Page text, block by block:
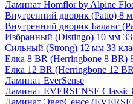
Ламинат Homflor by Alpine
Внутренний дворик (Patio) 8
Внутренний дворик Баланс
Избранный (Distingo) 10 мм 33
Сильный (Strong) 12 мм 33
Елка 8 BR (Herringbone 8 BR)
Елка 12 BR (Herringbone 12
Ламинат EverSense
Ламинат EVERSENSE Classic
Ламинат ЭверСенсе